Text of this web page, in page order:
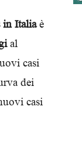
in Italiaè
al
casi
dei
casi